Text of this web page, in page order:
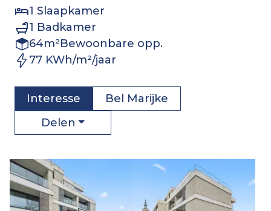
1 Slaapkamer
1 Badkamer
64m²Bewoonbare opp.
77 KWh/m²/jaar
Interesse Bel Marijke
Delen